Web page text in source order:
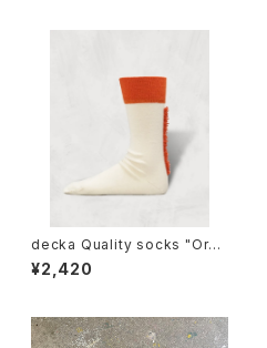
decka Quality socks "Orga
nic Mohican Socks Split-T
oe/SHOWATABÉ ORGANIC"
¥2,420